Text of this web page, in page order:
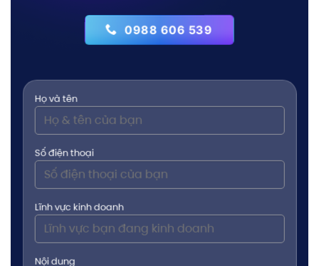
0988 606 539
Họ và tên
Số điện thoại
Lĩnh vực kinh doanh
Nội dung